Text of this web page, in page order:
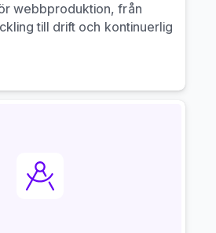
webbproduktion, från
till drift och kontinuerlig